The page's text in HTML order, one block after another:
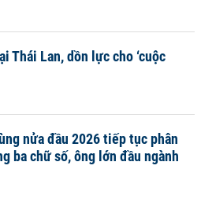
Thái Lan, dồn lực cho ‘cuộc
nửa đầu 2026 tiếp tục phân
ba chữ số, ông lớn đầu ngành